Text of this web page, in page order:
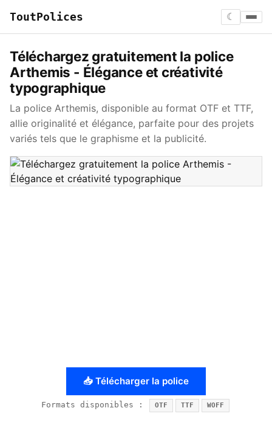
ToutPolices ☾
Téléchargez gratuitement la police
Arthemis - Élégance et créativité
typographique
La police Arthemis, disponible au format OTF et TTF,
allie originalité et élégance, parfaite pour des projets
variés tels que le graphisme et la publicité.
📥 Télécharger la police
Formats disponibles : OTF TTF WOFF